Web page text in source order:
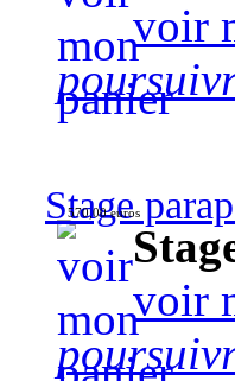
voir
Stage
570,00 euros
voir